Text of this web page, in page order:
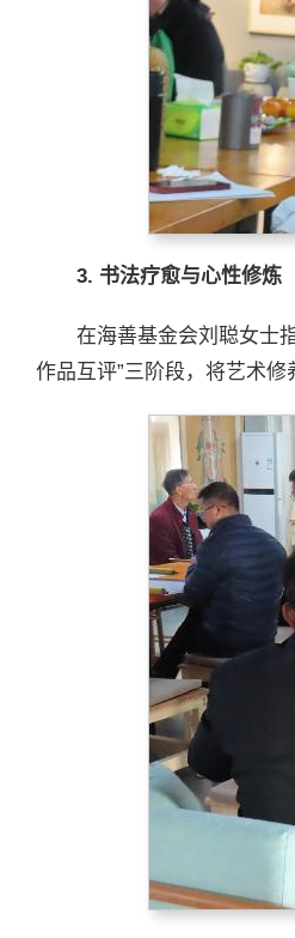
3. 书法疗愈与心性修炼
在海善基金会刘聪女士
作品互评”三阶段，将艺术